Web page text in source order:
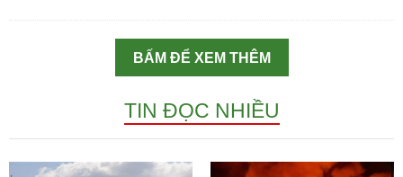
BẤM ĐỂ XEM THÊM
TIN ĐỌC NHIỀU